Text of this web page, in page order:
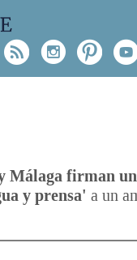
Rss
Málaga firman
y prensa' a un